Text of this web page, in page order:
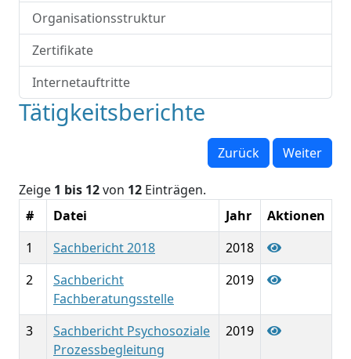
Organisationsstruktur
Zertifikate
Internetauftritte
Tätigkeitsberichte
Zurück Weiter
Zeige 1 bis 12von 12 Einträgen.
#
Datei Jahr
Aktionen
1
Sachbericht 2018
2018
2
Sachbericht
Fachberatungsstelle
2019
3
Sachbericht Psychosoziale
Prozessbegleitung
2019